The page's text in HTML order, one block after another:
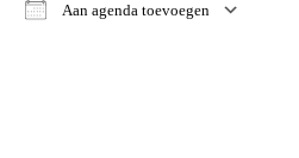
Aan agenda toevoegen